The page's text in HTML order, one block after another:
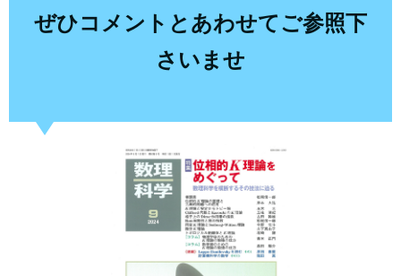
ぜひコメントとあわせてご参照下
さいませ